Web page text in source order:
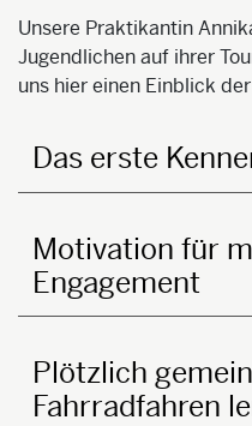
Unsere Praktikantin
Jugendlichen auf ihrer
uns hier einen Einblick
Das erste
Motivation für
Engagement
Plötzlich
Fahrradfahren